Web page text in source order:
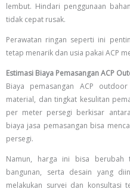
lembut. Hindari penggunaan
tidak cepat rusak.
Perawatan ringan seperti ini
tetap menarik dan usia pakai ACP
Estimasi Biaya Pemasangan ACP
Biaya pemasangan ACP
material, dan tingkat kesulitan
per meter persegi berkisar
biaya jasa pemasangan bisa
persegi.
Namun, harga ini bisa berubah
bangunan, serta desain yang
melakukan survei dan konsultasi